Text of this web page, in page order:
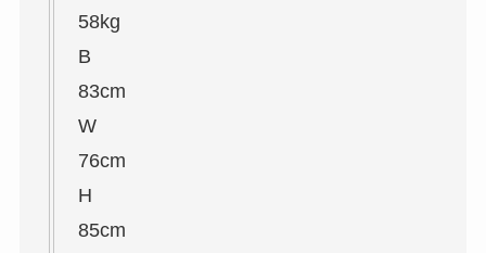
58kg
B
83cm
W
76cm
H
85cm